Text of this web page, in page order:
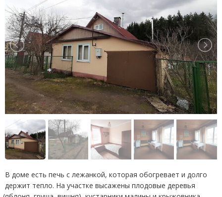
В доме есть печь с лежанкой, которая обогревает и долго
держит тепло. На участке высажены плодовые деревья